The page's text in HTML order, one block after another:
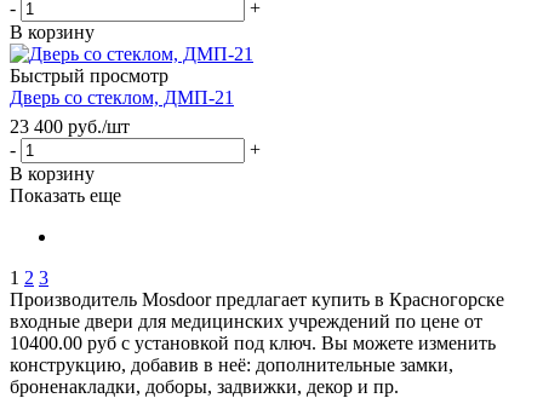
-
+
В корзину
Быстрый просмотр
Дверь со стеклом, ДМП-21
23 400 руб./шт
-
+
В корзину
Показать еще
1 2 3
Производитель Mosdoor предлагает купить в Красногорске
входные двери для медицинских учреждений по цене от
10400.00 руб с установкой под ключ. Вы можете изменить
конструкцию, добавив в неё: дополнительные замки,
броненакладки, доборы, задвижки, декор и пр.